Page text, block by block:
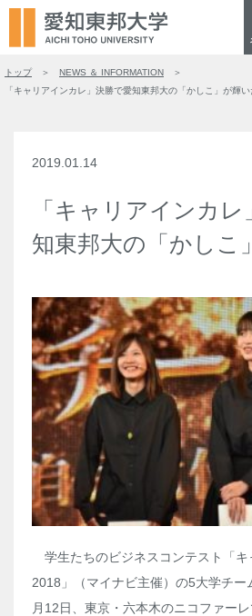
トップ
NEWS ＆ INFORMATION
「キャリアインカレ」決勝で愛知東邦大の「かしこ」が輝い
2019.01.14
「キャリアインカ
知東邦大の「かしこ
学生たちのビジネスコンテスト「キ
2018」（マイナビ主催）の5大学チー
月12日、東京・六本木のニコファー